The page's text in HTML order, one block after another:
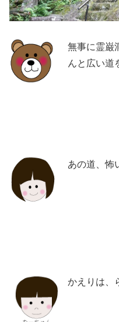
無事に霊巌
んと広い道
あの道、怖
かえりは、